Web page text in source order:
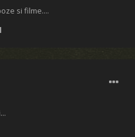
si filme....